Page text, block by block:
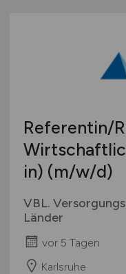
Referentin/
in) (m/w/d)
VBL.
Länder
vor 5 Tagen
Karlsruhe